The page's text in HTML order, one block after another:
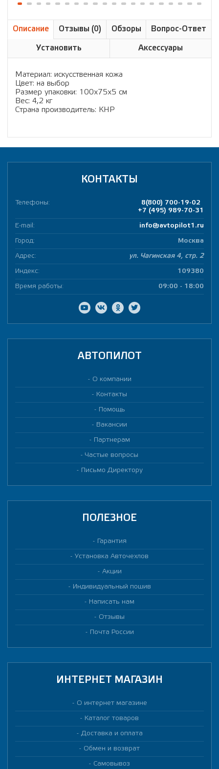
Описание Отзывы (0) Обзоры Вопрос-Ответ
Установить Аксессуары
Материал: искусственная кожа
Цвет: на выбор
Размер упаковки: 100х75х5 см
Вес: 4,2 кг
Страна производитель: КНР
КОНТАКТЫ
Телефоны:
8(800) 700-19-02
+7 (495) 989-70-31
E-mail: info@avtopilot1.ru
Город: Москва
Адрес: ул. Чагинская 4, стр. 2
Индекс: 109380
Время работы: 09:00 - 18:00
АВТОПИЛОТ
О компании
Контакты
Помощь
Вакансии
Партнерам
Частые вопросы
Письмо Директору
ПОЛЕЗНОЕ
Гарантия
Установка Авточехлов
Акции
Индивидуальный пошив
Написать нам
Отзывы
Почта России
ИНТЕРНЕТ МАГАЗИН
О интернет магазине
Каталог товаров
Доставка и оплата
Обмен и возврат
Самовывоз